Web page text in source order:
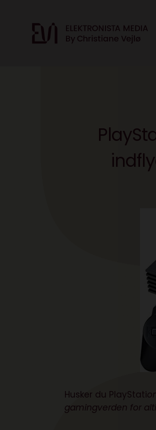
Husker du PlayStati
gamingverden for